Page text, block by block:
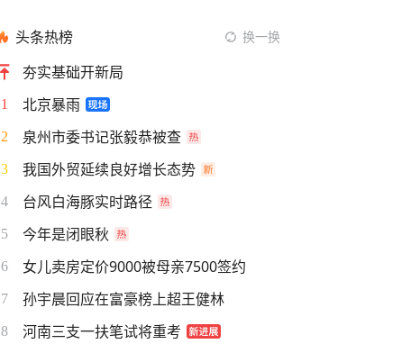
头条热榜 换一换
夯实基础开新局
1 北京暴雨
2 泉州市委书记张毅恭被查
3 我国外贸延续良好增长态势
4 台风白海豚实时路径
5 今年是闭眼秋
6 女儿卖房定价9000被母亲7500签约
7 孙宇晨回应在富豪榜上超王健林
8 河南三支一扶笔试将重考